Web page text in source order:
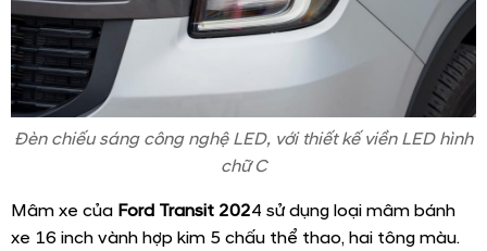
Đèn chiếu sáng công nghệ LED, với thiết kế viền LED hình
chữ C
Mâm xe của Ford Transit 2024 sử dụng loại mâm bánh
xe 16 inch vành hợp kim 5 chấu thể thao, hai tông màu.